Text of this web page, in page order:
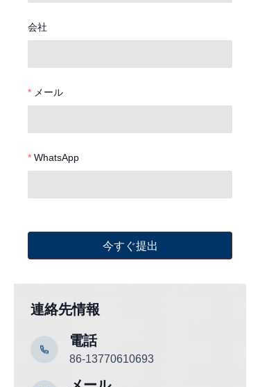
連絡先情報
86-13770610693
電話
会社
メール
WhatsApp
今すぐ提出